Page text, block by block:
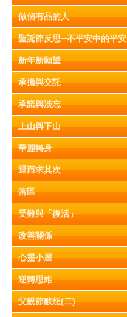
做個有品的人
聖誕節反思─不平安中的平安
新年新願望
承擔與交託
承諾與淡忘
上山與下山
華麗轉身
退而求其次
落區
受難與「復活」
改善關係
心靈小屋
逆轉思維
父親節默想(二)